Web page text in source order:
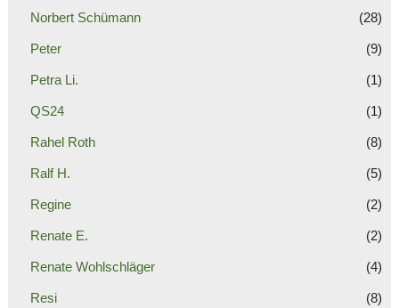
Norbert Schümann (28)
Peter (9)
Petra Li. (1)
QS24 (1)
Rahel Roth (8)
Ralf H. (5)
Regine (2)
Renate E. (2)
Renate Wohlschläger (4)
Resi (8)